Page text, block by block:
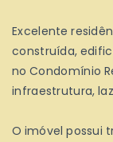
Excelente
construída,
no Condomínio
infraestrutura,
O imóvel possui